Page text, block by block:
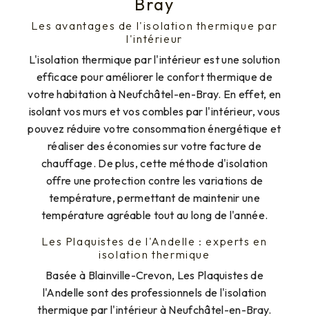
Les avantages de l'isolation thermique par
l'intérieur
L'isolation thermique par l'intérieur est une solution
efficace pour améliorer le confort thermique de
votre habitation à Neufchâtel-en-Bray. En effet, en
isolant vos murs et vos combles par l'intérieur, vous
pouvez réduire votre consommation énergétique et
réaliser des économies sur votre facture de
chauffage. De plus, cette méthode d'isolation
offre une protection contre les variations de
température, permettant de maintenir une
température agréable tout au long de l'année.
Les Plaquistes de l'Andelle : experts en
isolation thermique
Basée à Blainville-Crevon, Les Plaquistes de
l'Andelle sont des professionnels de l'isolation
thermique par l'intérieur à Neufchâtel-en-Bray.